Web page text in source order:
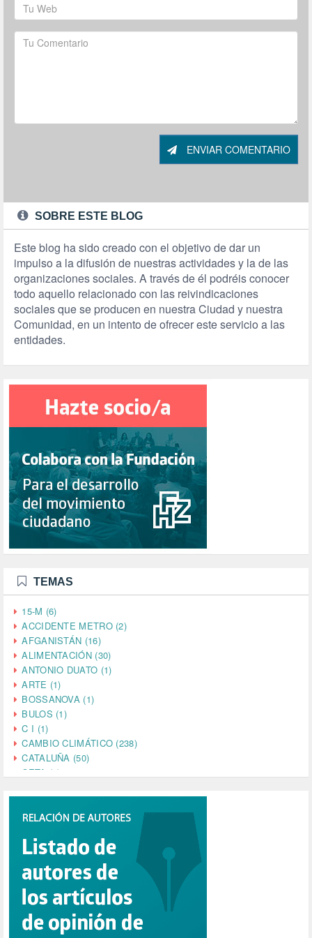
ENVIAR COMENTARIO
SOBRE ESTE BLOG
Este blog ha sido creado con el objetivo de dar un
impulso a la difusión de nuestras actividades y la de las
organizaciones sociales. A través de él podréis conocer
todo aquello relacionado con las reivindicaciones
sociales que se producen en nuestra Ciudad y nuestra
Comunidad, en un intento de ofrecer este servicio a las
entidades.
TEMAS
15-M (6)
ACCIDENTE METRO (2)
AFGANISTÁN (16)
ALIMENTACIÓN (30)
ANTONIO DUATO (1)
ARTE (1)
BOSSANOVA (1)
BULOS (1)
C I (1)
CAMBIO CLIMÁTICO (238)
CATALUÑA (50)
CETA (2)
CINE (35)
COMPROMISO (2)
CONFERENCIA (1)
CONSUMO (1)
CORONAVIRUS (155)
CORRUPCIÓN (215)
CULTURA (704)
DANA (78)